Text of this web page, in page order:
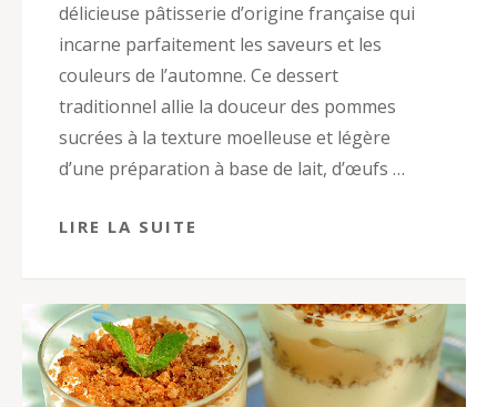
délicieuse pâtisserie d’origine française qui
incarne parfaitement les saveurs et les
couleurs de l’automne. Ce dessert
traditionnel allie la douceur des pommes
sucrées à la texture moelleuse et légère
d’une préparation à base de lait, d’œufs …
LIRE LA SUITE